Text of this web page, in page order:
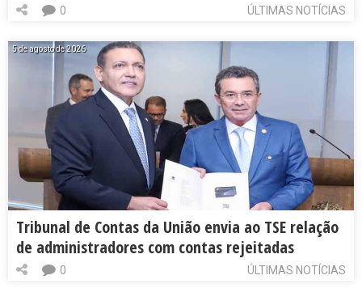
ÚLTIMAS NOTÍCIAS
0
5 de agosto de 2026
Tribunal de Contas da União envia ao TSE relação
de administradores com contas rejeitadas
ÚLTIMAS NOTÍCIAS
0